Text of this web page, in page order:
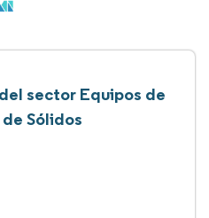
sector Equipos de
Sólidos